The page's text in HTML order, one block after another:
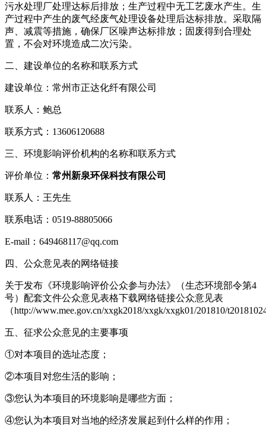
污水处理厂处理达标后排放；生产过程中无工艺废水产生。生
产过程中产生的废气经废气处理设备处理后达标排放。采取隔
声、减震等措施，确保厂区噪声达标排放；固废得到合理处
置，不会对环境造成二次污染。
二、建设单位的名称和联系方式
建设单位：常州市正达化纤有限公司
联系人：鲍总
联系方式：13606120688
三、环境影响评价机构的名称和联系方式
评价单位： 常州新泉环保科技有限公司
联系人：王先生
联系电话：0519-88805066
E-mail：649468117@qq.com
四、公众意见表的网络链接
关于发布《环境影响评价公众参与办法》（生态环境部令第4
号）配套文件公众意见表格下载网络链接公众意见表
（http://www.mee.gov.cn/xxgk2018/xxgk/xxgk01/201810/
五、征求公众意见的主要事项
①对本项目的选址态度；
②本项目对您生活的影响；
③您认为本项目的环境影响是哪些方面；
④您认为本项目对当地的经济发展起到什么样的作用；